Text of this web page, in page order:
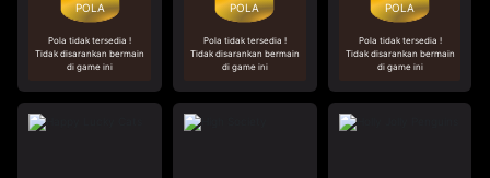
Pola tidak tersedia !
Tidak disarankan bermain
di game ini
Pola tidak tersedia !
Tidak disarankan bermain
di game ini
Pola tidak tersedia !
Tidak disarankan bermain
di game ini